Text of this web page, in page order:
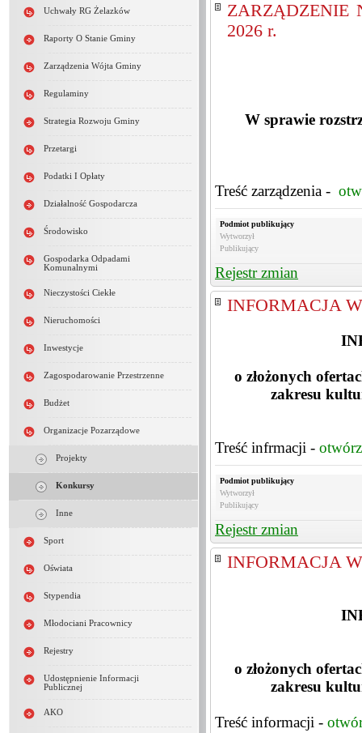
Uchwały RG Żelazków
Raporty O Stanie Gminy
Zarządzenia Wójta Gminy
Regulaminy
Strategia Rozwoju Gminy
Przetargi
Podatki I Opłaty
Działalność Gospodarcza
Środowisko
Gospodarka Odpadami
Komunalnymi
Nieczystości Ciekłe
Nieruchomości
Inwestycje
Zagospodarowanie Przestrzenne
Budżet
Organizacje Pozarządowe
Projekty
Konkursy
Inne
Sport
Oświata
Stypendia
Młodociani Pracownicy
Rejestry
Udostępnienie Informacji
Publicznej
AKO
ZARZĄDZENIE
2026 r.
W sprawie
Treść zarządzenia -
Podmiot publikujący
Wytworzył
Publikujący
Rejestr zmian
INFORMACJA
o złożonych
zakresu
Treść infrmacji - otwórz
Podmiot publikujący
Wytworzył
Publikujący
Rejestr zmian
INFORMACJA
o złożonych
zakresu
Treść informacji -